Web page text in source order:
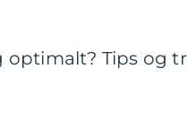
Tips og